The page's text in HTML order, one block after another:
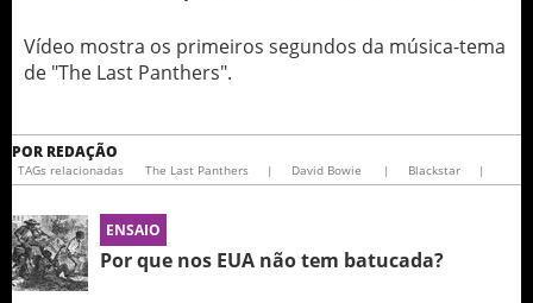
Vídeo mostra os primeiros segundos da música-tema
de "The Last Panthers".
POR REDAÇÃO
TAGs relacionadas The Last Panthers | David Bowie | Blackstar |
ENSAIO
Por que nos EUA não tem batucada?